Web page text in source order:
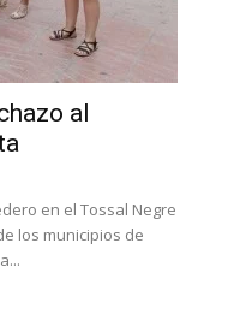
al
en el Tossal Negre
los municipios de